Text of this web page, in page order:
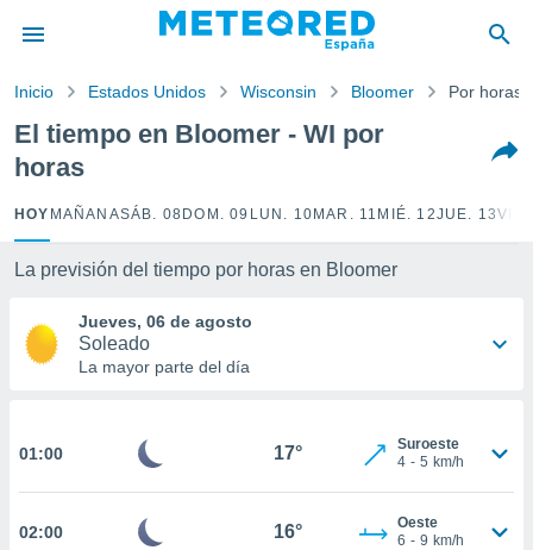
por
para
la
calidad.
a este
las
y
forma
Inicio Estados Unidos Wisconsin Bloomer Por horas
El tiempo en Bloomer - WI por
horas
HOY MAÑANASÁB. 08 DOM. 09 LUN. 10 MAR. 11 MIÉ. 12JUE. 13VIE.
La previsión del tiempo por horas en Bloomer
Jueves, 06 de agosto
Soleado
La mayor parte del día
01:00 17°
Suroeste
4 - 5 km/h
02:00 16°
Oeste
6 - 9 km/h